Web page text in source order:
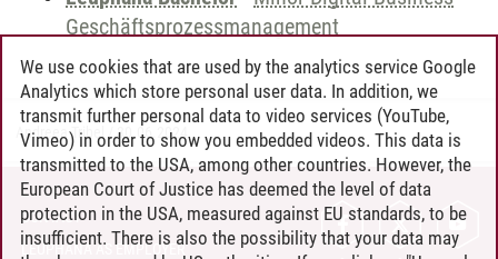
Geschäftsprozessmanagement
Andreea Tribel 30.06.2024
CONTACT
LEUPHANA AS EMPLOYER
We use cookies that are used by the analytics service Google
Analytics which store personal user data. In addition, we
transmit further personal data to video services (YouTube,
Vimeo) in order to show you embedded videos. This data is
transmitted to the USA, among other countries. However, the
European Court of Justice has deemed the level of data
protection in the USA, measured against EU standards, to be
insufficient. There is also the possibility that your data may